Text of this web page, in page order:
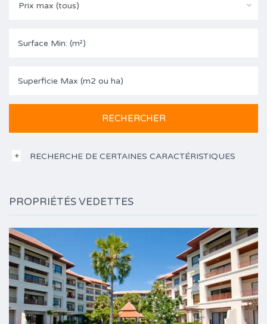
Prix max (tous)
RECHERCHE DE CERTAINES CARACTÉRISTIQUES
PROPRIÉTÉS VEDETTES